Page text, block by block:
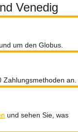
Venedig
um den Globus.
an.
und sehen Sie, was